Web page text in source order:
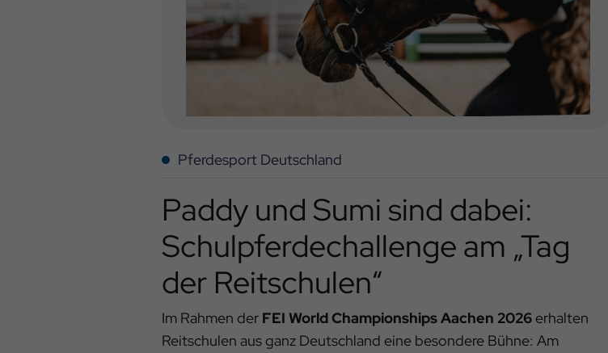
Pferdesport Deutschland
Paddy und Sumi sind dabei:
Schulpferdechallenge am „Tag
der Reitschulen“
Im Rahmen der FEI World Championships Aachen 2026erhalten
Reitschulen aus ganz Deutschland eine besondere Bühne: Am